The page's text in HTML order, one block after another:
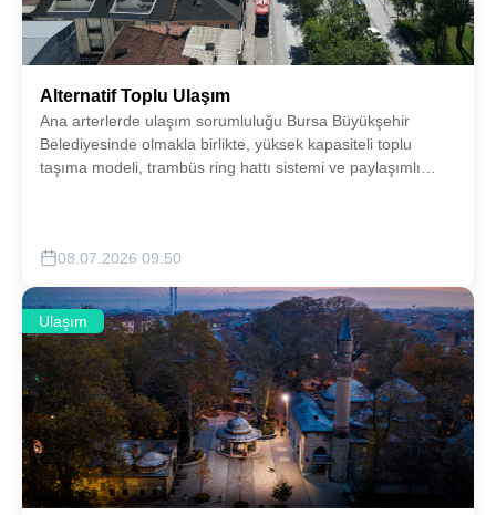
Alternatif Toplu Ulaşım
Ana arterlerde ulaşım sorumluluğu Bursa Büyükşehir
Belediyesinde olmakla birlikte, yüksek kapasiteli toplu
taşıma modeli, trambüs ring hattı sistemi ve paylaşımlı
08.07.2026 09:50
Ulaşım